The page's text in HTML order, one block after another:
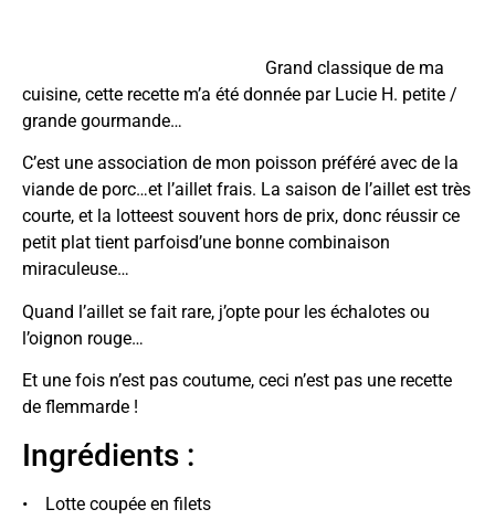
Grand classique de ma
cuisine, cette recette m’a été donnée par Lucie H. petite /
grande gourmande…
C’est une association de mon poisson préféré avec de la
viande de porc…et l’aillet frais. La saison de l’aillet est très
courte, et la lotteest souvent hors de prix, donc réussir ce
petit plat tient parfoisd’une bonne combinaison
miraculeuse…
Quand l’aillet se fait rare, j’opte pour les échalotes ou
l’oignon rouge…
Et une fois n’est pas coutume, ceci n’est pas une recette
de flemmarde !
Ingrédients :
• Lotte coupée en filets